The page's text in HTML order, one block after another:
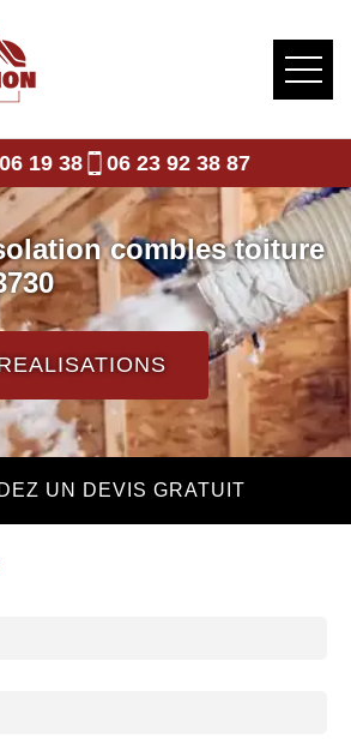
19 38 06 23 92 38 87
combles toiture
UN DEVIS GRATUIT